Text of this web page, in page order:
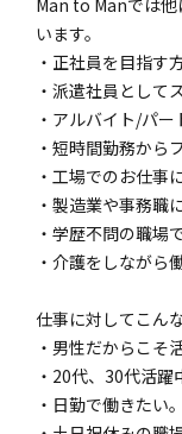
Man to Manでは
います。
・正社員を目指す方
・派遣社員として
・アルバイト/パー
・短時間勤務から
・工場でのお仕事
・製造業や事務職
・学歴不問の職場
・介護をしながら
仕事に対してこん
・男性だからこそ
・20代、30代活躍
・日勤で働きたい。